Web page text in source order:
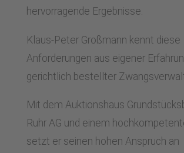
hervorragende Ergebnisse.
Klaus-Peter Großmann kennt diese
Anforderungen aus eigener
gerichtlich bestellter
Mit dem Auktionshaus
Ruhr AG und einem
setzt er seinen hohen Anspruch an